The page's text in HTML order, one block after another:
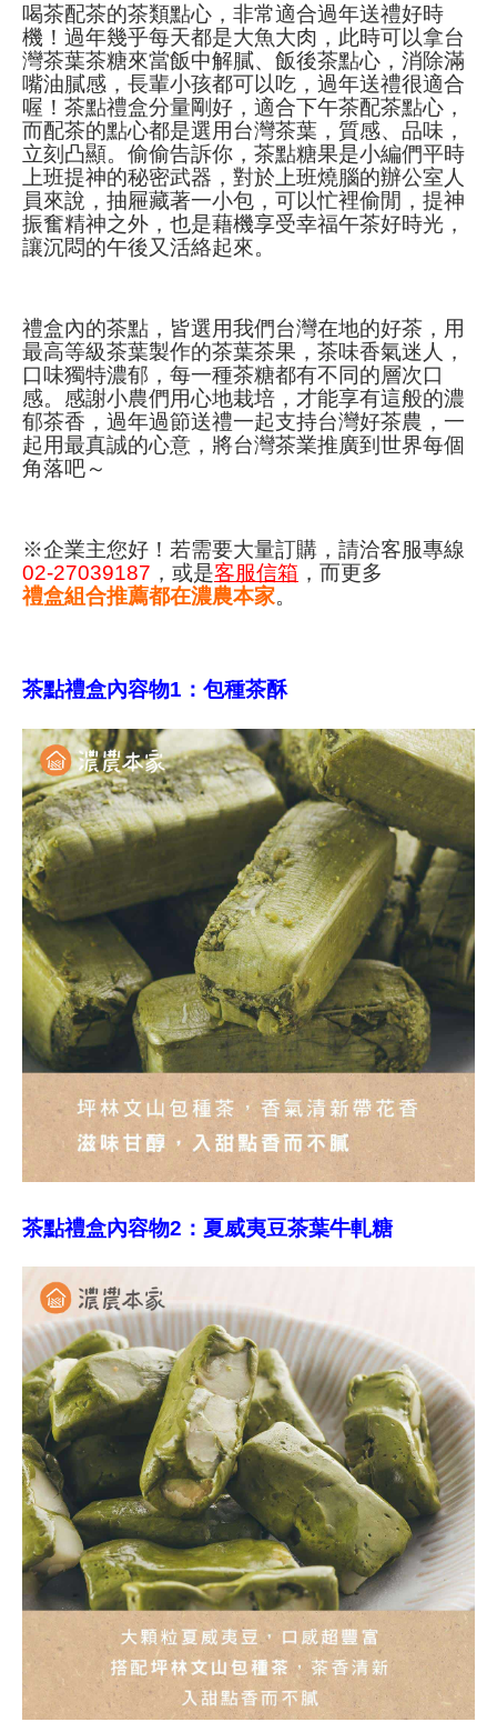
喝茶配茶的茶類點心，非常適合過年送禮好時
機！過年幾乎每天都是大魚大肉，此時可以拿台
灣茶葉茶糖來當飯中解膩、飯後茶點心，消除滿
嘴油膩感，長輩小孩都可以吃，過年送禮很適合
喔！茶點禮盒分量剛好，適合下午茶配茶點心，
而配茶的點心都是選用台灣茶葉，質感、品味，
立刻凸顯。偷偷告訴你，茶點糖果是小編們平時
上班提神的秘密武器，對於上班燒腦的辦公室人
員來說，抽屜藏著一小包，可以忙裡偷閒，提神
振奮精神之外，也是藉機享受幸福午茶好時光，
讓沉悶的午後又活絡起來。
禮盒內的茶點，皆選用我們台灣在地的好茶，用
最高等級茶葉製作的茶葉茶果，茶味香氣迷人，
口味獨特濃郁，每一種茶糖都有不同的層次口
感。感謝小農們用心地栽培，才能享有這般的濃
郁茶香，過年過節送禮一起支持台灣好茶農，一
起用最真誠的心意，將台灣茶業推廣到世界每個
角落吧～
※企業主您好！若需要大量訂購，請洽客服專線
02-27039187 ，或是客服信箱 ，而更多
禮盒組合推薦都在濃農本家。
茶點禮盒內容物1：包種茶酥
茶點禮盒內容物2：夏威夷豆茶葉牛軋糖